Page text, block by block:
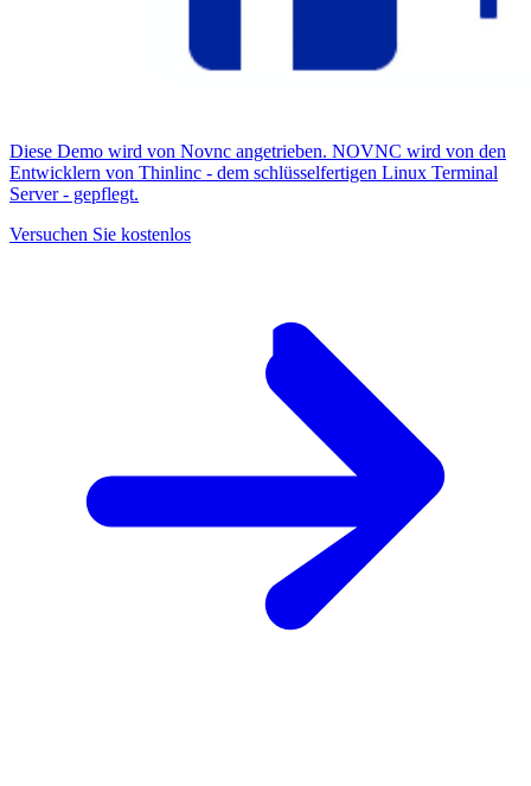
Diese Demo wird von Novnc angetrieben. NOVNC wird von den
Entwicklern von Thinlinc - dem schlüsselfertigen Linux Terminal
Server - gepflegt.
Versuchen Sie kostenlos